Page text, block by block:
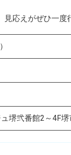
応えがぜひ一度
堺弐番館2～4F